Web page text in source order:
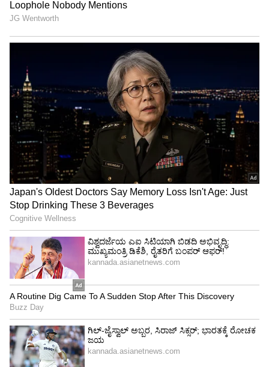
ಲವ್ ಮ್ಯಾರೇಜ್‌ಗಿಂತ ಆರೇಂಜ್ಡ್‌ ಮ್ಯಾರೇಜ್‌ ಒಳ್ಳೇದು
ಅಂತಾರಲ್ಲ, ಯಾಕೆ ?
ಕುಟುಂಬಸ್ಥರಿಂದಲೂ ಒಪ್ಪಿಗೆ:
ಬಿಬಿಯನ್ನು ವಿವಾಹವಾದ ಬಗ್ಗೆ ಇಫ್ತಿಕಾರ್‌ ಅವರ
ಕುಟುಂಬವನ್ನೂ ಮಾಧ್ಯಮಗಳು ಪ್ರಶ್ನೆ ಮಾಡಿವೆ. ಆದರೆ, ಆತನ
ನಿರ್ಧಾರಕ್ಕೆ ನಮ್ಮೆಲ್ಲರ ಸಹಮತ ಇತ್ತು ಎಂದು ಕುಟುಂಬಸ್ಥರು
ಹೇಳಿದ್ದಾರೆ. ತುಂಬಾ ದೀರ್ಘ ವರ್ಷಗಳ ಕಾಲ ಇವರಿಬ್ಬರು
ಪ್ರೀತಿಸುತ್ತಿದ್ದಾರೆ. ಮದುವೆಯಾಗುವುದರಿಂದ ತಪ್ಪಿಲ್ಲ ಎನ್ನುವುದು